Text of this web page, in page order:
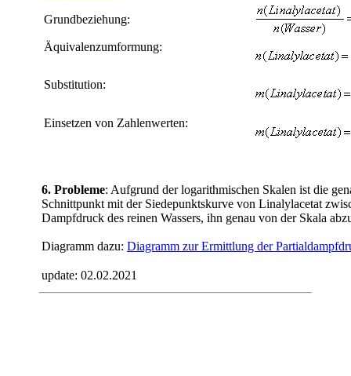
Grundbeziehung:
Äquivalenzumformung:
Substitution:
Einsetzen von Zahlenwerten:
6. Probleme: Aufgrund der logarithmischen Skalen ist die
Schnittpunkt mit der Siedepunktskurve von Linalylacetat
Dampfdruck des reinen Wassers, ihn genau von der Skala
Diagramm dazu: Diagramm zur Ermittlung der
update: 02.02.2021